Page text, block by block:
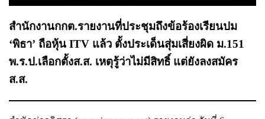
สำนักงานกกต.รายงานที่ประชุมถึงข้อร้องเรียนปม
‘พิธา’ ถือหุ้น ITV แล้ว ตั้งประเด็นสุ่มเสี่ยงผิด ม.151
พ.ร.ป.เลือกตั้งส.ส. เหตุรู้ว่าไม่มีสิทธิ์ แต่ยังลงสมัคร
ส.ส.